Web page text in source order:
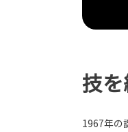
技
1967年の